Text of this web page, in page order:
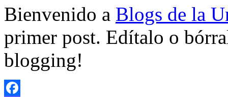
Bienvenido a Blogs de la
primer post. Edítalo o
blogging!